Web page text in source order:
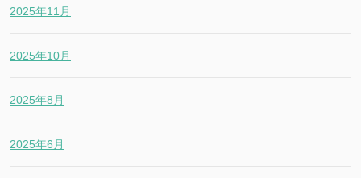
2025年11月
2025年10月
2025年8月
2025年6月